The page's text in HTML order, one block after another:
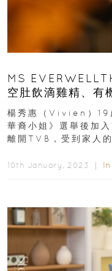
MS
空肚飲滴雞精、有
楊秀惠（Vivien）19
華裔小姐》選舉後加
離開TVB，受到家人
10th January, 2023 ｜ In